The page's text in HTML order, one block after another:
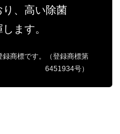
り、高い除菌
ます。
商標です。（登録商標第
6451934号）